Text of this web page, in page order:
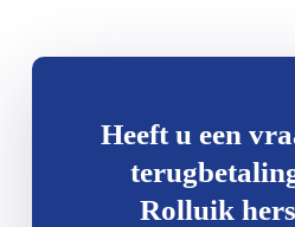
Heeft u een
Rolluik